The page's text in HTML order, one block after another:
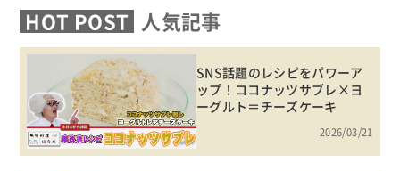
HOT POST 人気記事
SNS話題のレシピをパワーア
ップ！ココナッツサブレ×ヨ
ーグルト＝チーズケーキ
2026/03/21